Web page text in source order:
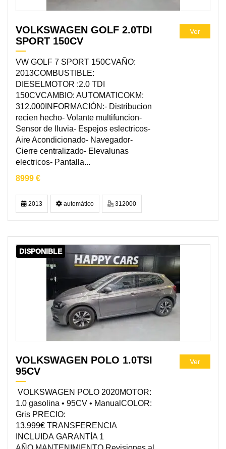
VOLKSWAGEN GOLF 2.0TDI
SPORT 150CV
VW GOLF 7 SPORT 150CVAÑO:
2013COMBUSTIBLE:
DIESELMOTOR :2.0 TDI
150CVCAMBIO: AUTOMATICOKM:
312.000INFORMACIÓN:- Distribucion
recien hecho- Volante multifuncion-
Sensor de lluvia- Espejos eslectricos-
Aire Acondicionado- Navegador-
Cierre centralizado- Elevalunas
electricos- Pantalla...
8999 €
Ver
2013 automático 312000
DISPONIBLE
VOLKSWAGEN POLO 1.0TSI
95CV
VOLKSWAGEN POLO 2020MOTOR:
1.0 gasolina • 95CV • ManualCOLOR:
Gris PRECIO:
13.999€ TRANSFERENCIA
INCLUIDA GARANTÍA 1
Ver